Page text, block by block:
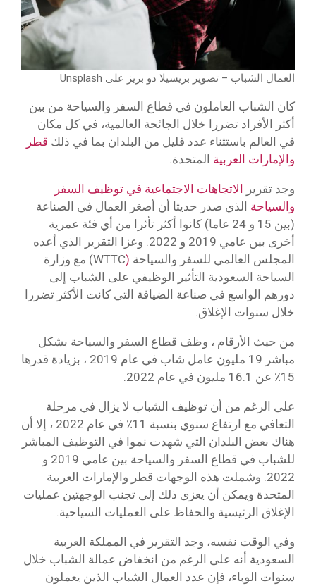
العمال الشباب – تصوير بريسيلا دو بريز على Unsplash
كان الشباب العاملون في قطاع السفر والسياحة من بين
أكثر الأفراد تضررا خلال الجائحة العالمية، في كل مكان
في العالم باستثناء عدد قليل من البلدان بما في ذلك قطر
والإمارات العربية المتحدة.
وجد تقرير الاتجاهات الاجتماعية في توظيف السفر
والسياحة الذي صدر حديثا أن أصغر العمال في الصناعة
(بين 15 و 24 عاما) كانوا أكثر تأثرا من أي فئة عمرية
أخرى بين عامي 2019 و 2022. وعزا التقرير الذي أعده
المجلس العالمي للسفر والسياحة (
WTTC) مع وزارة
السياحة السعودية التأثير الوظيفي على الشباب إلى
دورهم الواسع في صناعة الضيافة التي كانت الأكثر تضررا
خلال سنوات الإغلاق.
من حيث الأرقام ، وظف قطاع السفر والسياحة بشكل
مباشر 19 مليون عامل شاب في عام 2019 ، بزيادة قدرها
15٪ عن 16.1 مليون في عام 2022.
على الرغم من أن توظيف الشباب لا يزال في مرحلة
التعافي مع ارتفاع سنوي بنسبة 11٪ في عام 2022 ، إلا أن
هناك بعض البلدان التي شهدت نموا في التوظيف المباشر
للشباب في قطاع السفر والسياحة بين عامي 2019 و
2022. وشملت هذه الوجهات قطر والإمارات العربية
المتحدة ويمكن أن يعزى ذلك إلى تجنب الوجهتين عمليات
الإغلاق الرئيسية والحفاظ على العمليات السياحية.
وفي الوقت نفسه، وجد التقرير في المملكة العربية
السعودية أنه على الرغم من انخفاض عمالة الشباب خلال
سنوات الوباء، فإن عدد العمال الشباب الذين يعملون